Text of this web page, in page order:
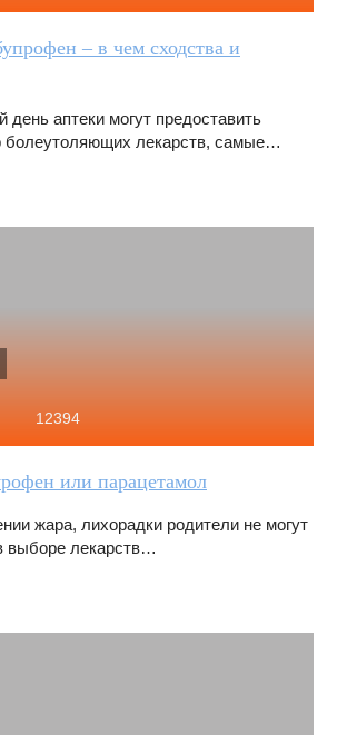
– в чем сходства и
день аптеки могут предоставить
болеутоляющих лекарств, самые…
12394
или парацетамол
жара, лихорадки родители не могут
выборе лекарств…